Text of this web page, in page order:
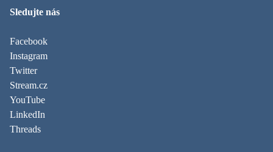
Sledujte nás
Facebook
Instagram
Twitter
Stream.cz
YouTube
LinkedIn
Threads